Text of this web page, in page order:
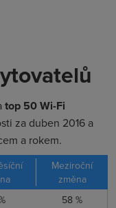
top 50 Wi-Fi
za duben 2016 a
a rokem.
Meziroční
změna
58 %